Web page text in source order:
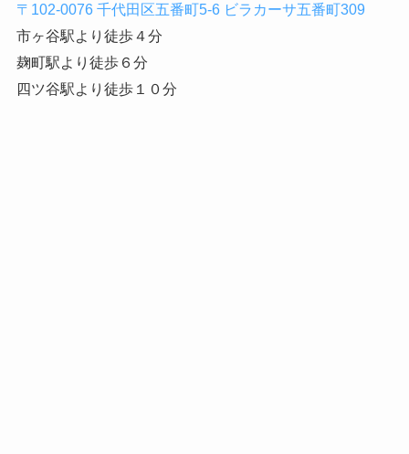
〒102-0076 千代田区五番町5-6 ビラカーサ五番町309
市ヶ谷駅より徒歩４分
麹町駅より徒歩６分
四ツ谷駅より徒歩１０分